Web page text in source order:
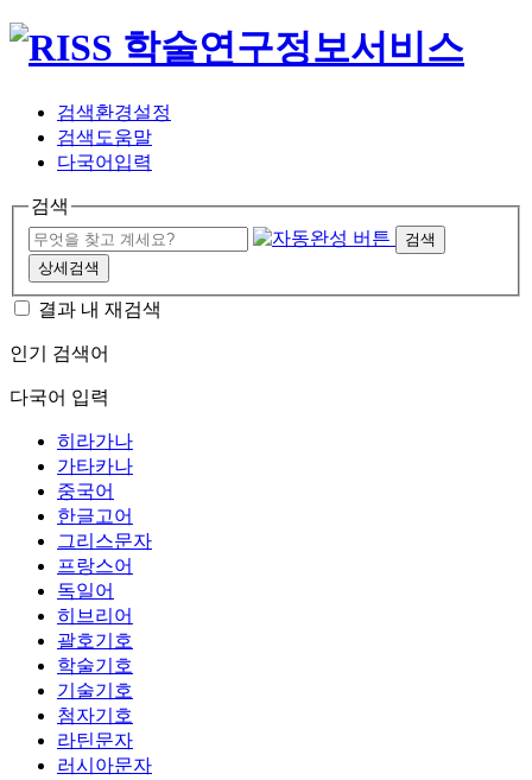
검색환경설정
검색도움말
다국어입력
검색
검색
상세검색
결과 내 재검색
인기 검색어
다국어 입력
히라가나
가타카나
중국어
한글고어
그리스문자
프랑스어
독일어
히브리어
괄호기호
학술기호
기술기호
첨자기호
라틴문자
러시아문자